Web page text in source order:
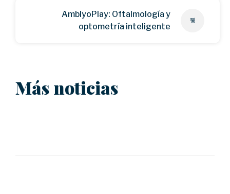
AmblyoPlay: Oftalmología y
optometría inteligente
Más noticias